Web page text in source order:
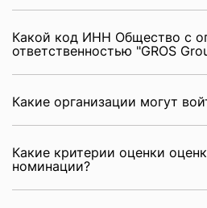
Какой код ИНН Общество с
ответственностью "GROS
Какие организации могут
Какие критерии оценки
номинации?